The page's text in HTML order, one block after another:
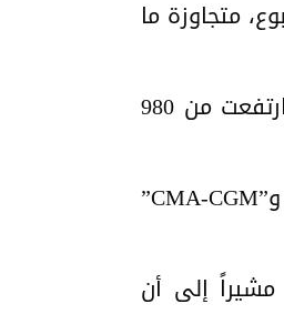
متجاوزة ما
ونقلت “فايننشال تايمز” عن بيانات شركة “كلاركسونز” للأبحاث أن كلفة شحن الحاوية القياسية على هذا الخط ارتفعت من 980
وأشارت الصحيفة إلى أن شركات شحن كبرى، بينها شركة البحر الأبيض المتوسط للشحن “MSC” و”ميرسك” و”CMA-CGM”
إلى أن